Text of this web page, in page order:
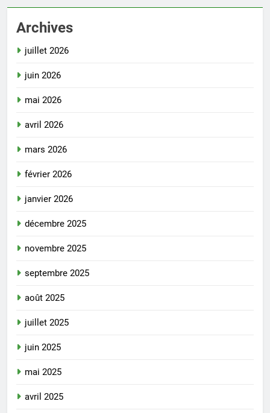
Archives
juillet 2026
juin 2026
mai 2026
avril 2026
mars 2026
février 2026
janvier 2026
décembre 2025
novembre 2025
septembre 2025
août 2025
juillet 2025
juin 2025
mai 2025
avril 2025